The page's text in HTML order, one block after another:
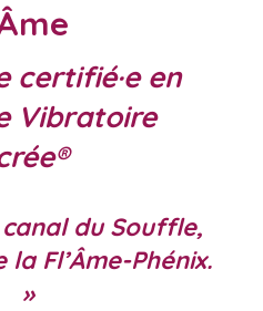
certifié·e en
Vibratoire
du Souffle,
la Fl’Âme-Phénix.
»